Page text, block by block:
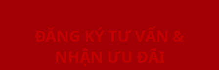
ĐĂNG KÝ TƯ VẤN &
NHẬN ƯU ĐÃI